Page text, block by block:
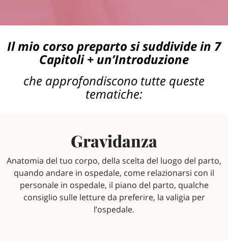
Il mio corso preparto si suddivide in 7
Capitoli + un’Introduzione
che approfondiscono tutte queste
tematiche:
Gravidanza​
Anatomia del tuo corpo, della scelta del luogo del parto,
quando andare in ospedale, come relazionarsi con il
personale in ospedale, il piano del parto, qualche
consiglio sulle letture da preferire, la valigia per
l’ospedale.